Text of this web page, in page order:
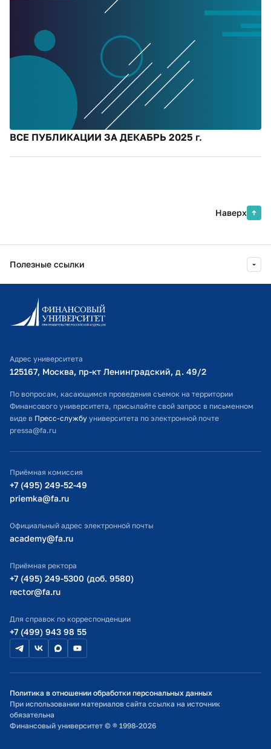
ВСЕ ПУБЛИКАЦИИ ЗА ДЕКАБРЬ 2025 г.
Наверх
Полезные ссылки
Информационно-образовательный портал
Личный кабинет поступающего
Оплата обучения
Расписание занятий
Студенческий офис
Официальный адрес электронной почты
Министерство просвещения РФ
Министерство науки и высшего образования РФ
Адрес университета
125167, Москва, пр-кт Ленинградский, д. 49/2​
По вопросам, касающимся проведения съемок на территории
Финансового университета, присылайте свой запрос в письменном
виде в Пресс-службу университета по электронной почте
pressa@fa.ru
Приёмная комиссия
+7 (495) 249-52-49
priemka@fa.ru
Официальный адрес электронной почты
academy@fa.ru
Приёмная ректора
+7 (495) 249-5300 (доб. 9580)
rector@fa.ru
Для справок по корреспонденции
+7 (499) 943 98 55
Политика в отношении обработки персональных данных
При использовании материалов сайта ссылка на источник
обязательна
Финансовый университет © ® 1998-2026